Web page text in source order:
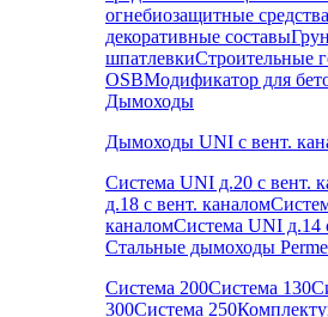
огнебиозащитные средства
декоративные составы
шпатлевкиСтроительные
OSBМодификатор для
Дымоходы
Дымоходы UNI с вент.
Система UNI д.20 с вент.
д.18 с вент. каналом
каналомСистема UNI д.14
Стальные дымоходы
Система 200Система 130
300Система 250